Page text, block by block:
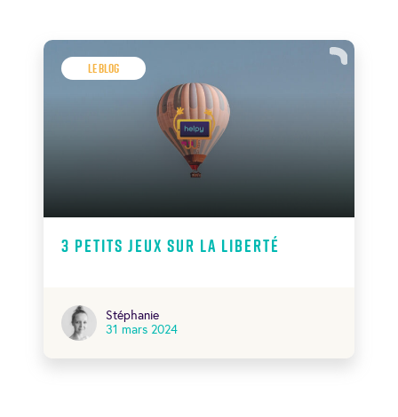
Le Blog
3 petits jeux sur la liberté
Stéphanie
31 mars 2024